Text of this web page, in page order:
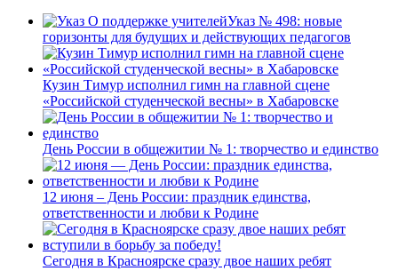
Указ № 498: новые
горизонты для будущих и действующих педагогов
Кузин Тимур исполнил гимн на главной сцене
«Российской студенческой весны» в Хабаровске
День России в общежитии № 1: творчество и единство
12 июня – День России: праздник единства,
ответственности и любви к Родине
Сегодня в Красноярске сразу двое наших ребят